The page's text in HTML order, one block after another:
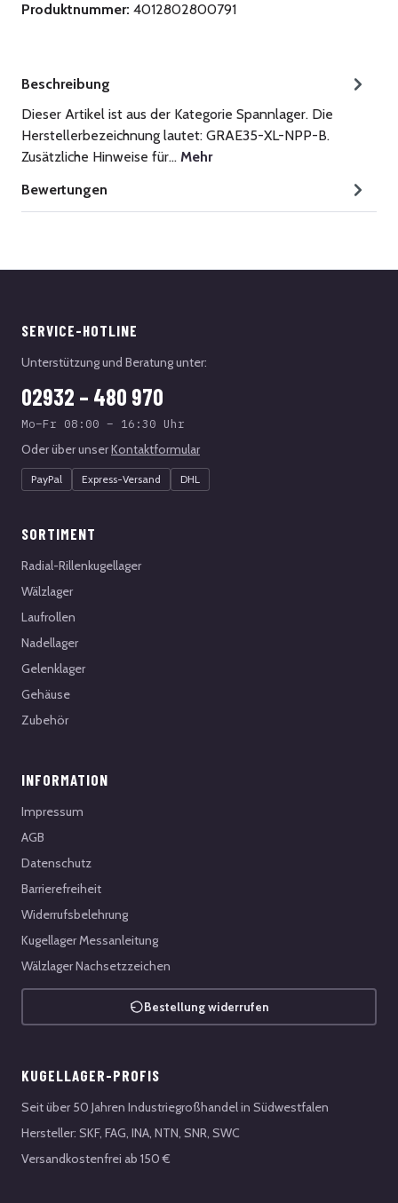
Produktnummer: 4012802800791
Beschreibung
Dieser Artikel ist aus der Kategorie Spannlager. Die
Herstellerbezeichnung lautet: GRAE35-XL-NPP-B.
Zusätzliche Hinweise für… Mehr
Bewertungen
SERVICE-HOTLINE
Unterstützung und Beratung unter:
02932 – 480 970
Mo–Fr 08:00 – 16:30 Uhr
Oder über unserKontaktformular
PayPal Express-Versand DHL
SORTIMENT
Radial-Rillenkugellager
Wälzlager
Laufrollen
Nadellager
Gelenklager
Gehäuse
Zubehör
INFORMATION
Impressum
AGB
Datenschutz
Barrierefreiheit
Widerrufsbelehrung
Kugellager Messanleitung
Wälzlager Nachsetzzeichen
Bestellung widerrufen
KUGELLAGER-PROFIS
Seit über 50 Jahren Industriegroßhandel in Südwestfalen
Hersteller: SKF, FAG, INA, NTN, SNR, SWC
Versandkostenfrei ab 150 €